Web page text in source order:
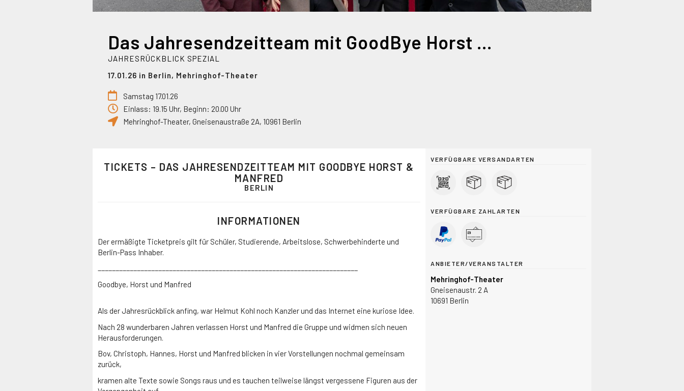
Das Jahresendzeitteam mit GoodBye Horst & Manfred
JAHRESRÜCKBLICK SPEZIAL
17.01.26 in Berlin, Mehringhof-Theater
Samstag 17.01.26
Einlass: 19.15 Uhr, Beginn: 20.00 Uhr
Mehringhof-Theater, Gneisenaustraße 2A, 10961 Berlin
TICKETS – DAS JAHRESENDZEITTEAM MIT GOODBYE HORST &
MANFRED
BERLIN
INFORMATIONEN
Der ermäßigte Ticketpreis gilt für Schüler, Studierende, Arbeitslose, Schwerbehinderte und
Berlin-Pass Inhaber.
Goodbye, Horst und Manfred
Als der Jahresrückblick anfing, war Helmut Kohl noch Kanzler und das Internet eine kuriose Idee.
Nach 28 wunderbaren Jahren verlassen Horst und Manfred die Gruppe und widmen sich neuen
Herausforderungen.
Bov, Christoph, Hannes, Horst und Manfred blicken in vier Vorstellungen nochmal gemeinsam
zurück,
kramen alte Texte sowie Songs raus und es tauchen teilweise längst vergessene Figuren aus der
VERFÜGBARE VERSANDARTEN
VERFÜGBARE ZAHLARTEN
ANBIETER/VERANSTALTER
Mehringhof-Theater
Gneisenaustr. 2 A
10691 Berlin